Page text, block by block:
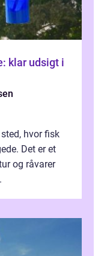
klar udsigt i
hvor fisk
Det er et
og råvarer